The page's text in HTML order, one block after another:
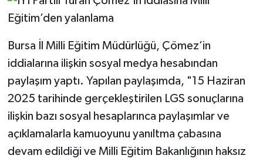
Bursa İl Milli Eğitim Müdürlüğü, Çömez’in
iddialarına ilişkin sosyal medya hesabından
paylaşım yaptı. Yapılan paylaşımda, "15 Haziran
2025 tarihinde gerçekleştirilen LGS sonuçlarına
ilişkin bazı sosyal hesaplarınca paylaşımlar ve
açıklamalarla kamuoyunu yanıltma çabasına
devam edildiği ve Milli Eğitim Bakanlığının haksız